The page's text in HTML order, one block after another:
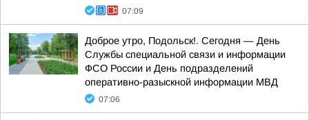
07:09
Доброе утро, Подольск!. Сегодня — День
Службы специальной связи и информации
ФСО России и День подразделений
оперативно-разыскной информации МВД
07:06